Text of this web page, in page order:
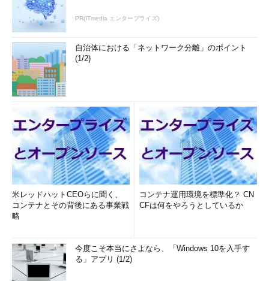
PR(ITmedia エンタープライズ)
自治体における「ネットワーク分離」のポイント
(1/2)
米レッドハットCEOらに聞く、
コンテナとその背後にある事業戦
略
コンテナ運用環境を標準化？ CN
CFは何をやろうとしているか
今度こそ本当にさよなら、「Windows 10を入手す
る」アプリ (1/2)